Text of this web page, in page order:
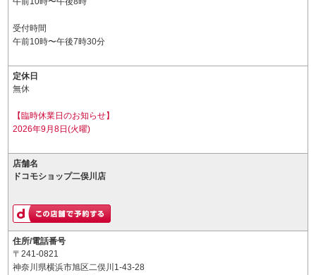
受付時間
午前10時〜午後7時30分
定休日
無休
【臨時休業日のお知らせ】
2026年9月8日(火曜)
店舗名
ドコモショップ二俣川店
住所/電話番号
〒241-0821
神奈川県横浜市旭区二俣川1-43-28